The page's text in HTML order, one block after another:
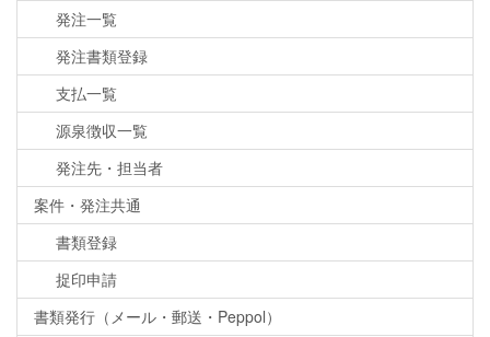
発注一覧
発注書類登録
支払一覧
源泉徴収一覧
発注先・担当者
案件・発注共通
書類登録
捉印申請
書類発行（メール・郵送・Peppol）